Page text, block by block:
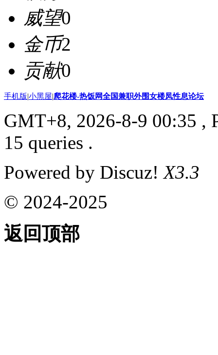
威望0
金币2
贡献0
手机版|小黑屋|爬花楼-热饭网全国兼职外围女楼凤性息论坛
GMT+8, 2026-8-9 00:35 ,
15 queries .
Powered by Discuz!X3.3
© 2024-2025
返回顶部